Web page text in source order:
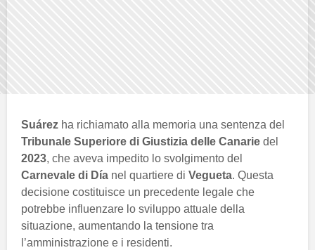
Suárez ha richiamato alla memoria una sentenza del
Tribunale Superiore di Giustizia delle Canarie del
2023, che aveva impedito lo svolgimento del
Carnevale di Día nel quartiere di Vegueta. Questa
decisione costituisce un precedente legale che
potrebbe influenzare lo sviluppo attuale della
situazione, aumentando la tensione tra
l’amministrazione e i residenti.